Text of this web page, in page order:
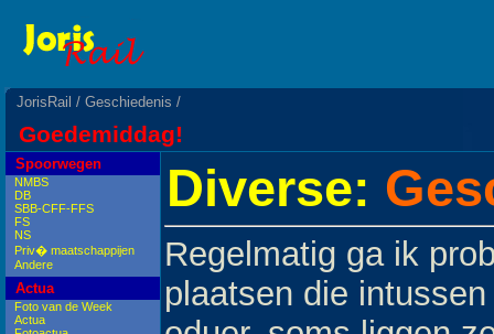
JorisRail / Geschiedenis /
Goedemiddag!
Spoorwegen
NMBS
DB
SBB-CFF-FFS
FS
NS
Priv� maatschappijen
Andere
Actua
Foto van de Week
Actua
Diverse:
Regelmatig ga ik
plaatsen die